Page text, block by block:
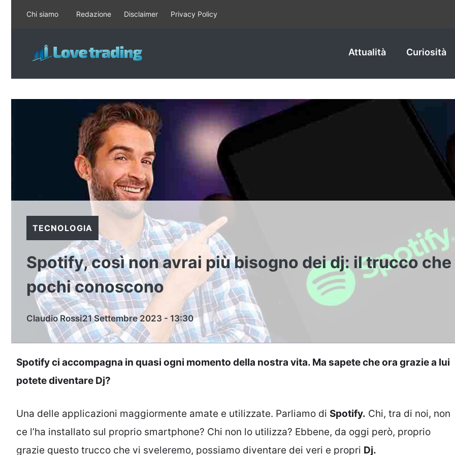
contenuto
Chi siamo Redazione Disclaimer Privacy Policy
Attualità Curiosità
TECNOLOGIA
Spotify, così non avrai più bisogno dei dj: il trucco che
pochi conoscono
Claudio Rossi21 Settembre 2023 - 13:30
Spotify ci accompagna in quasi ogni momento della nostra vita. Ma sapete che ora grazie a lui
potete diventare Dj?
Una delle applicazioni maggiormente amate e utilizzate. Parliamo di Spotify. Chi, tra di noi, non
ce l’ha installato sul proprio smartphone? Chi non lo utilizza? Ebbene, da oggi però, proprio
grazie questo trucco che vi sveleremo, possiamo diventare dei veri e propri Dj.